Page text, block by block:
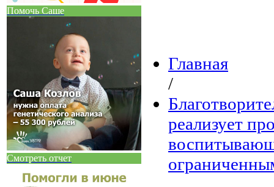
Помочь Саше
Смотреть отчет
Главная
/
реализует